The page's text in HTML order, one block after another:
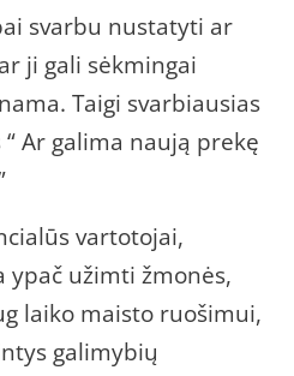
svarbu nustatyti ar
ji gali sėkmingai
Taigi svarbiausias
Ar galima naują prekę
vartotojai,
užimti žmonės,
laiko maisto ruošimui,
galimybių